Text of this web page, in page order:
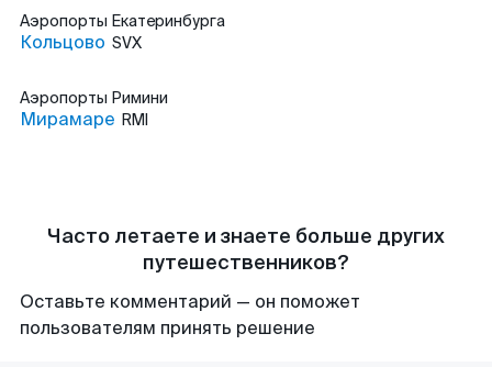
Аэропорты Екатеринбурга
Кольцово SVX
Аэропорты Римини
Мирамаре RMI
Часто летаете и знаете больше других
путешественников?
Оставьте комментарий — он поможет
пользователям принять решение